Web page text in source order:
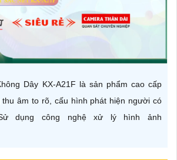
Dây KX-A21F là sản phẩm cao cấp
âm to rõ, cấu hình phát hiện người có
dụng công nghệ xử lý hình ảnh